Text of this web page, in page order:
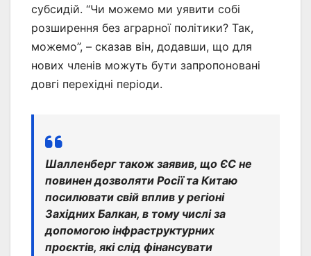
субсидій. “Чи можемо ми уявити собі
розширення без аграрної політики? Так,
можемо”, – сказав він, додавши, що для
нових членів можуть бути запропоновані
довгі перехідні періоди.
Шалленберг також заявив, що ЄС не
повинен дозволяти Росії та Китаю
посилювати свій вплив у регіоні
Західних Балкан, в тому числі за
допомогою інфраструктурних
проєктів, які слід фінансувати